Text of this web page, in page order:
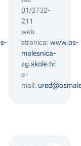
01/3732-
211
web
stranica:www.os-
malesnica-
zg.skole.hr
e-
mail: